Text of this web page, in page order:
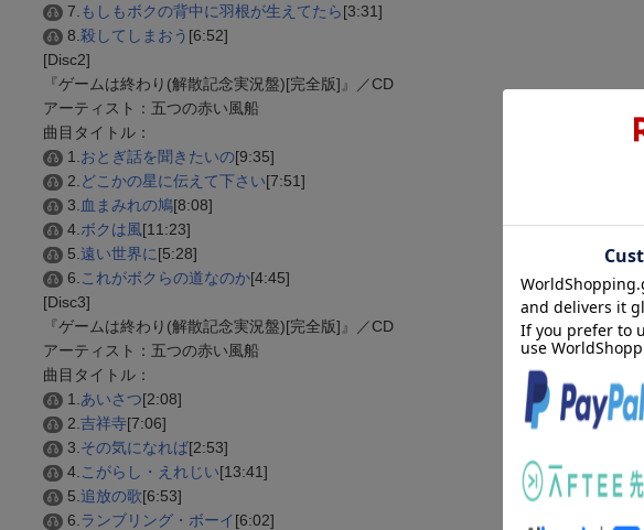
7. もしもボクの背中に羽根が生えてたら[3:31]
8. 殺してしまおう [6:52]
[Disc2]
『ゲームは終わり(解散記念実況盤)[完全版]』／CD
アーティスト：五つの赤い風船
曲目タイトル：
1. おとぎ話を聞きたいの[9:35]
2. どこかの星に伝えて下さい[7:51]
3. 血まみれの鳩[8:08]
4. ボクは風[11:23]
5. 遠い世界に[5:28]
6. これがボクらの道なのか[4:45]
[Disc3]
『ゲームは終わり(解散記念実況盤)[完全版]』／CD
アーティスト：五つの赤い風船
曲目タイトル：
1. あいさつ[2:08]
2. 吉祥寺[7:06]
3. その気になれば[2:53]
4. こがらし・えれじい[13:41]
5. 追放の歌[6:53]
6. ランブリング・ボーイ[6:02]